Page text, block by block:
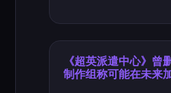
《超英派遣中心》曾
制作组称可能在未来